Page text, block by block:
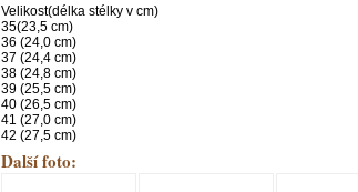
Velikost(délka stélky v cm)
35(23,5 cm)
36 (24,0 cm)
37 (24,4 cm)
38 (24,8 cm)
39 (25,5 cm)
40 (26,5 cm)
41 (27,0 cm)
42 (27,5 cm)
Další foto: